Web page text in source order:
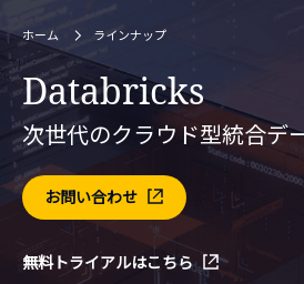
ホーム ラインナップ
Databricks
次世代のクラウド型統合デ
お問い合わせ
無料トライアルはこちら